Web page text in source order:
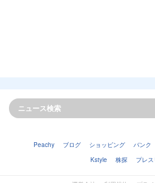
Peachy ブログ ショッピング バンク
Kstyle
株探 プレ